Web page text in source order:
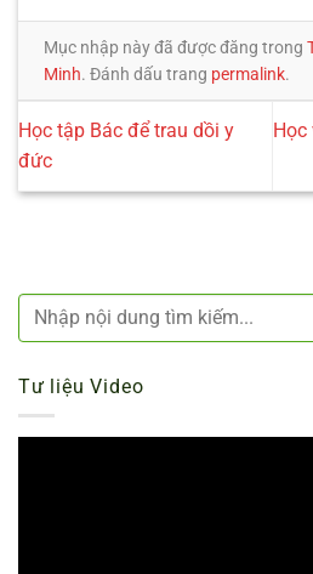
Mục nhập này đã được đăng trong
Minh. Đánh dấu trang permalink.
Học tập Bác để trau dồi y
đức
Tư liệu Video